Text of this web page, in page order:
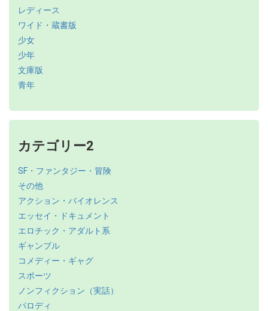
レディース
ワイド・蔵書版
少女
少年
文庫版
青年
カテゴリー2
SF・ファンタジー・冒険
その他
アクション・バイオレンス
エッセイ・ドキュメント
エロチック・アダルト系
ギャンブル
コメディー・ギャグ
スポーツ
ノンフィクション（実話）
パロディ